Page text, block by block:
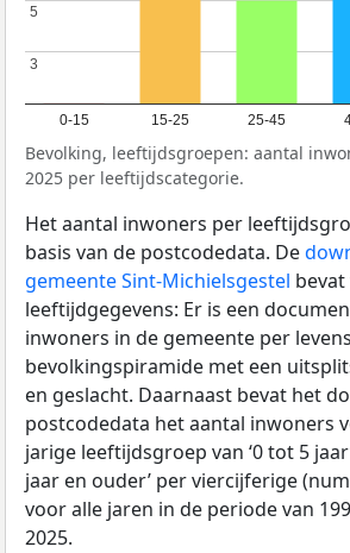
0-15 15-25 25-45
3
3
5
5
Bevolking, leeftijdsgroepen: aantal
2025 per leeftijdscategorie.
Het aantal inwoners per
basis van de postcodedata. De
gemeente Sint-Michielsgestel
leeftijdgegevens: Er is een
inwoners in de gemeente per
bevolkingspiramide met een
en geslacht. Daarnaast bevat het
postcodedata het aantal inwoners
jarige leeftijdsgroep van ‘0 tot 5
jaar en ouder’ per viercijferige
voor alle jaren in de periode van
2025.